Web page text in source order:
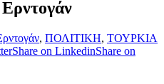
, ΠΟΛΙΤΙΚΗ, ΤΟΥΡΚΙΑ
Share on LinkedinShare on